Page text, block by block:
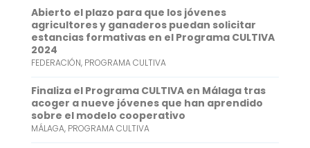
p
p
d
I
n
Abierto el plazo para que los jóvenes
agricultores y ganaderos puedan solicitar
estancias formativas en el Programa CULTIVA
2024
FEDERACIÓN, PROGRAMA CULTIVA
Finaliza el Programa CULTIVA en Málaga tras
acoger a nueve jóvenes que han aprendido
sobre el modelo cooperativo
MÁLAGA, PROGRAMA CULTIVA